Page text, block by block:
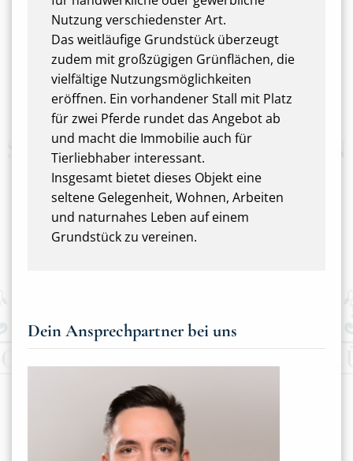
Nutzung verschiedenster Art.
Das weitläufige Grundstück überzeugt
zudem mit großzügigen Grünflächen, die
vielfältige Nutzungsmöglichkeiten
eröffnen. Ein vorhandener Stall mit Platz
für zwei Pferde rundet das Angebot ab
und macht die Immobilie auch für
Tierliebhaber interessant.
Insgesamt bietet dieses Objekt eine
seltene Gelegenheit, Wohnen, Arbeiten
und naturnahes Leben auf einem
Grundstück zu vereinen.
Dein Ansprechpartner bei uns